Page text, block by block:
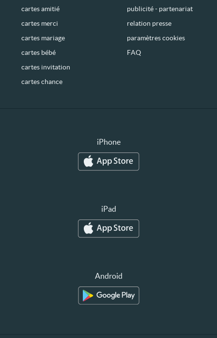
cartes amitié
cartes merci
cartes mariage
cartes bébé
cartes invitation
cartes chance
publicité - partenariat
relation presse
paramètres cookies
FAQ
iPhone
iPad
Android